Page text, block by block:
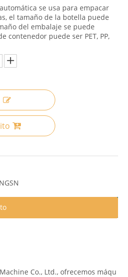
se usa para empacar
el tamaño de la botella puede
del embalaje se puede
contenedor puede ser PET, PP,
Co., Ltd., ofrecemos máqu